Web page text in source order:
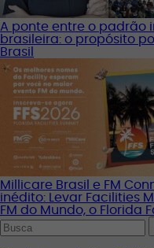
A ponte entre o padrão
brasileira: o propósito
Brasil
Millicare Brasil e FM
inédito: Levar Facilities
FM do Mundo, o Florida